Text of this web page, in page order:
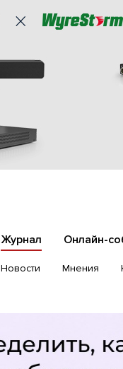
Журнал Онлайн-
Новости Мнения